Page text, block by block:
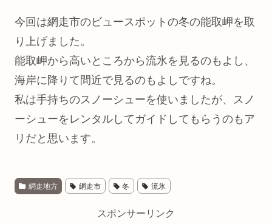
今回は網走市のビュースポットの冬の能取岬を取
り上げました。
能取岬から高いところから流氷を見るのもよし、
海岸に降りて間近で見るのもよしですね。
私は手持ちのスノーシューを使いましたが、スノ
ーシューをレンタルしてガイドしてもらうのもア
リだと思います。
網走地方 網走市 冬 流氷
スポンサーリンク